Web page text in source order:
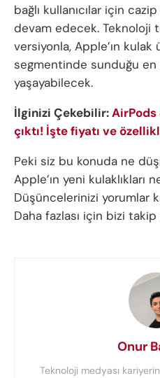
bağlı kullanıcılar için
devam edecek. Teknoloji
versiyonla, Apple’ın kulak
segmentinde sunduğu
yaşayabilecek.
İlginizi Çekebilir:AirPods
çıktı! İşte fiyatı ve
Peki siz bu konuda ne
Apple’ın yeni kulaklıkları
Düşüncelerinizi yorumlar
Daha fazlası için bizi
Onur
Teknoloji medyası